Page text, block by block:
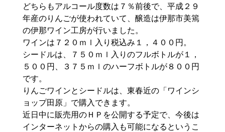
どちらもアルコール度数は７％前後で、平成２９
年産のりんごが使われていて、醸造は伊那市美篶
の伊那ワイン工房が行いました。
ワインは７２０ｍｌ入り税込み１，４００円。
シードルは、７５０ｍｌ入りのフルボトルが１，
５００円、３７５ｍｌのハーフボトルが８００円
です。
りんごワインとシードルは、東春近の「ワインシ
ョップ田原 」で購入できます。
近日中に販売用のＨＰを公開する予定で、今後は
インターネットからの購入も可能になるというこ